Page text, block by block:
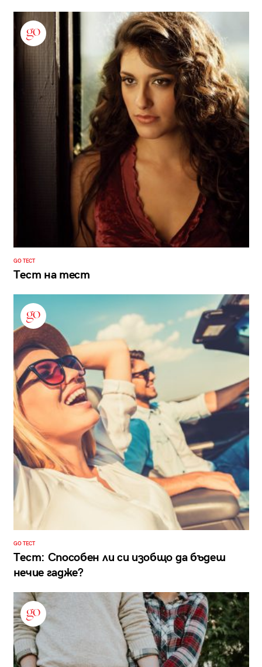
GO ТЕСТ
Тест на тест
GO ТЕСТ
Тест: Способен ли си изобщо да бъдеш
нечие гадже?